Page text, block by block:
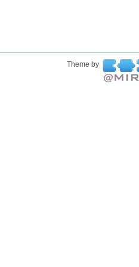
Theme by